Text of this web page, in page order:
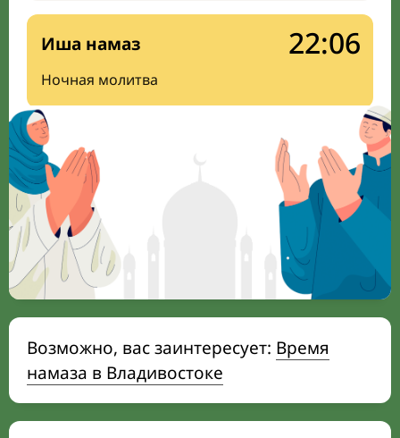
Иша намаз
Ночная молитва
22:06
Возможно, вас заинтересует: Время
намаза в Владивостоке